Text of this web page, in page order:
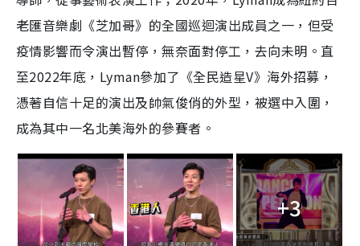
老匯音樂劇《芝加哥》的全國巡迴演出成員之一，但受
疫情影響而令演出暫停，無奈面對停工，去向未明。直
至2022年底，Lyman參加了《全民造星V》海外招募，
憑著自信十足的演出及帥氣俊俏的外型，被選中入圍，
成為其中一名北美海外的參賽者。
+3